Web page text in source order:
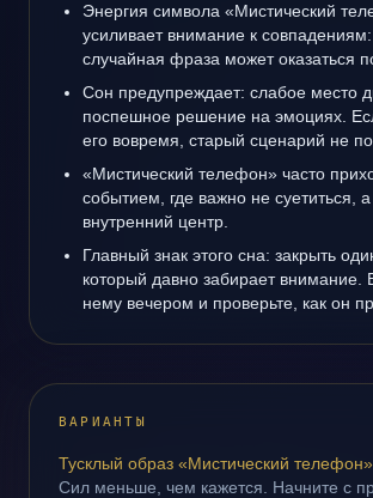
Энергия символа «Мистический
усиливает внимание к совпадениям:
случайная фраза может оказаться
Сон предупреждает: слабое место
поспешное решение на эмоциях.
его вовремя, старый сценарий не
«Мистический телефон» часто
событием, где важно не суетиться,
внутренний центр.
Главный знак этого сна: закрыть
который давно забирает внимание.
нему вечером и проверьте, как он
ВАРИАНТЫ
Тусклый образ «Мистический телефон»
Сил меньше, чем кажется. Начните с